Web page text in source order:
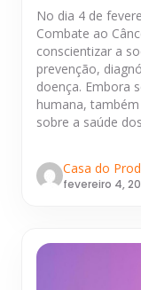
No dia 4 de
Combate ao
conscientizar a
prevenção,
doença. Embora
humana,
sobre a saúde
Casa do
fevereiro 4,